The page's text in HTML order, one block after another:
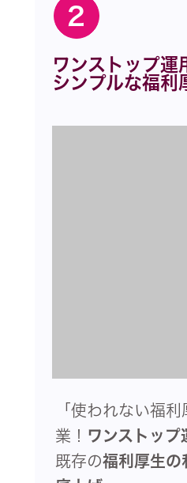
2
ワンストップ運
シンプルな福利
「使われない福
業！ ワンストップ
既存の福利厚生の